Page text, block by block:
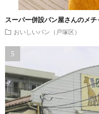
スーパー併設パン屋さんのメ
おいしいパン（戸塚区）